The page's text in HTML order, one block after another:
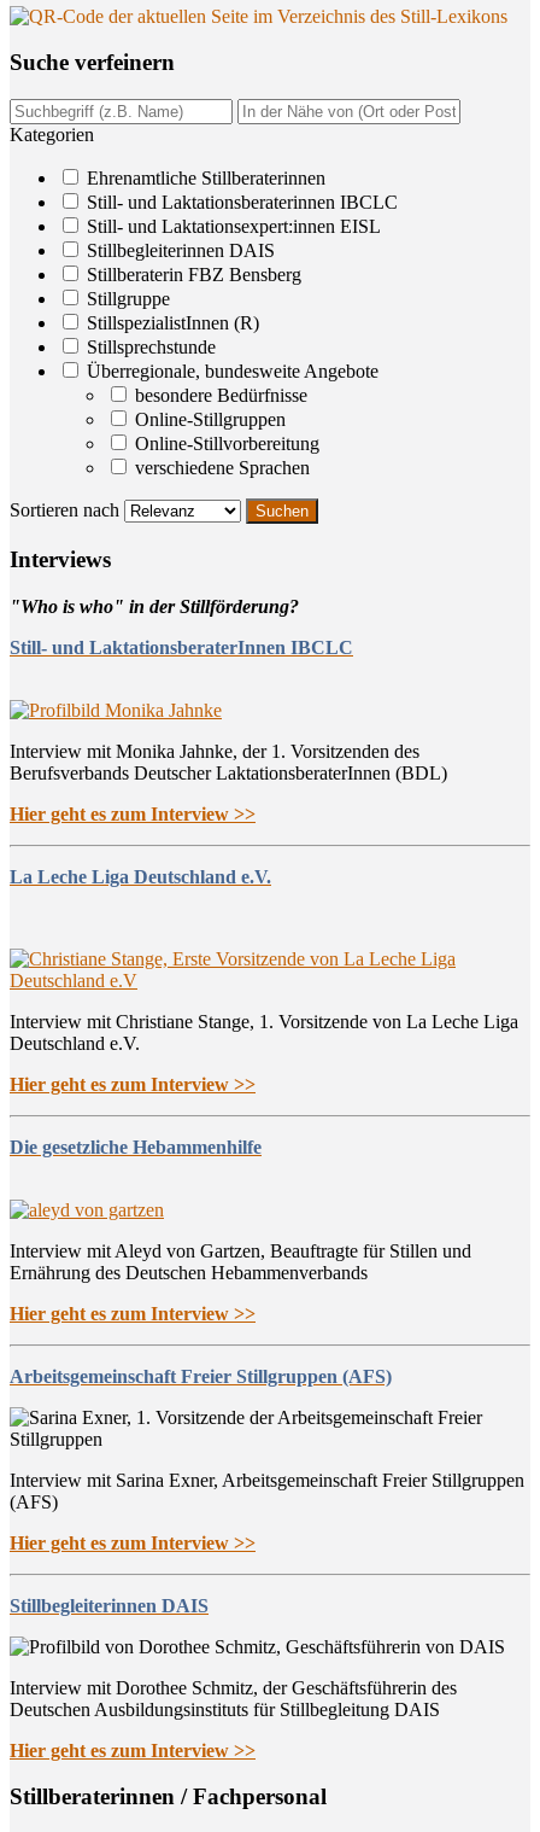
Suche ver­fei­nern
Kategorien
Ehrenamtliche Stillberaterinnen
Still- und Laktationsberaterinnen IBCLC
Still- und Laktationsexpert:innen EISL
Stillbegleiterinnen DAIS
Stillberaterin FBZ Bensberg
Stillgruppe
StillspezialistInnen (R)
Stillsprechstunde
Überregionale, bundesweite Angebote
besondere Bedürfnisse
Online-Stillgruppen
Online-Stillvorbereitung
verschiedene Sprachen
Sortieren nach
Inter­views
"Who is who" in der Stillförderung?
Still- und LaktationsberaterInnen IBCLC
Interview mit Monika Jahnke, der 1. Vorsitzenden des
Berufsverbands Deutscher LaktationsberaterInnen (BDL)
Hier geht es zum Interview >>
La Leche Liga Deutschland e.V.
Interview mit Christiane Stange, 1. Vorsitzende von La Leche Liga
Deutschland e.V.
Hier geht es zum Interview >>
Die gesetzliche Hebammenhilfe
Interview mit Aleyd von Gartzen, Beauftragte für Stillen und
Ernährung des Deutschen Hebammenverbands
Hier geht es zum Interview >>
Arbeitsgemeinschaft Freier Stillgruppen (AFS)
Interview mit Sarina Exner, Arbeitsgemeinschaft Freier Stillgruppen
(AFS)
Hier geht es zum Interview >>
Stillbegleiterinnen DAIS
Interview mit Dorothee Schmitz, der Geschäftsführerin des
Deutschen Ausbildungsinstituts für Stillbegleitung DAIS
Hier geht es zum Interview >>
Still­be­ra­te­rin­nen / Fachpersonal